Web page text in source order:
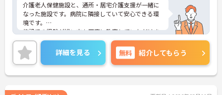
介護老人保健施設と、通所・居宅介護支援が一緒に
なった施設です。病院に隣接していて安心できる環
境です。
施設での経験が浅い方も丁寧に教育していただけま
す。職場の雰囲気も非常にアットホームです♪
住宅手当や家族手当など福利厚生も充実しており、
残業もほとんどありませんので、子育て中の方も働
きやすい環境です。家庭との両立が叶います！
ご興味がある方は是非一度マイナビまでお問い合わ
詳細を見る 無料 紹介してもらう